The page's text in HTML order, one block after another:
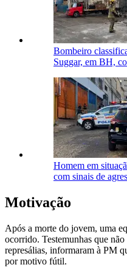
Bombeiro
Suggar, em BH,
Homem em
com sinais de
Motivação
Após a morte do jovem, uma
ocorrido. Testemunhas que
represálias, informaram à PM
por motivo fútil.